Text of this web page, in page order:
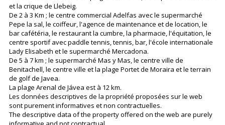
et la crique de Llebeig.
De 2 à 3 Km ; le centre commercial Adelfas avec le supermarché
Pepe la sal, le coiffeur, l'agence de maintenance et de location, le
bar cafétéria, le restaurant la cumbre, la pharmacie, l'équitation, le
centre sportif avec paddle tennis, tennis, bar, l'école internationale
Lady Elisabeth et le supermarché Mercadona.
De 5 à 7 km ; le supermarché Mas y Mas, le centre ville de
Benitachell, le centre ville et la plage Portet de Moraira et le terrain
de golf de Javea.
La plage Arenal de Jávea est à 12 km.
Les données descriptives de la propriété proposées sur le web
sont purement informatives et non contractuelles.
The descriptive data of the property offered on the web are purely